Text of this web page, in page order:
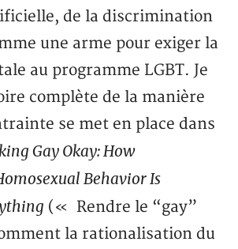
de la discrimination
une arme pour exiger la
au programme LGBT. Je
complète de la manière
se met en place dans
Gay Okay: How
Behavior Is
(« Rendre le “gay”
la rationalisation du